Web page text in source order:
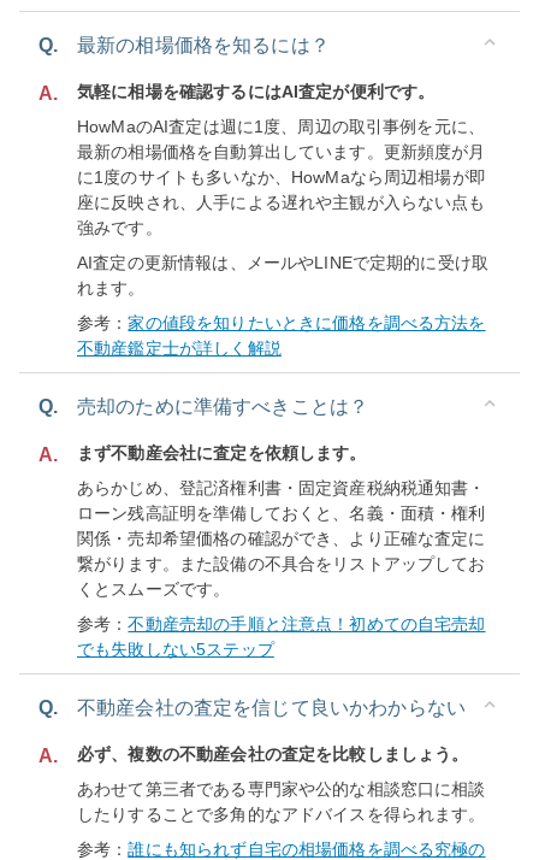
Q. 最新の相場価格を知るには？
A.
気軽に相場を確認するにはAI査定が便利です。
HowMaのAI査定は週に1度、周辺の取引事例を元に、
最新の相場価格を自動算出しています。更新頻度が月
に1度のサイトも多いなか、HowMaなら周辺相場が即
座に反映され、人手による遅れや主観が入らない点も
強みです。
AI査定の更新情報は、メールやLINEで定期的に受け取
れます。
参考：家の値段を知りたいときに価格を調べる方法を
不動産鑑定士が詳しく解説
Q. 売却のために準備すべきことは？
A.
まず不動産会社に査定を依頼します。
あらかじめ、登記済権利書・固定資産税納税通知書・
ローン残高証明を準備しておくと、名義・面積・権利
関係・売却希望価格の確認ができ、より正確な査定に
繋がります。また設備の不具合をリストアップしてお
くとスムーズです。
参考：不動産売却の手順と注意点！初めての自宅売却
でも失敗しない5ステップ
Q. 不動産会社の査定を信じて良いかわからない
A.
必ず、複数の不動産会社の査定を比較しましょう。
あわせて第三者である専門家や公的な相談窓口に相談
したりすることで多角的なアドバイスを得られます。
参考：誰にも知られず自宅の相場価格を調べる究極の